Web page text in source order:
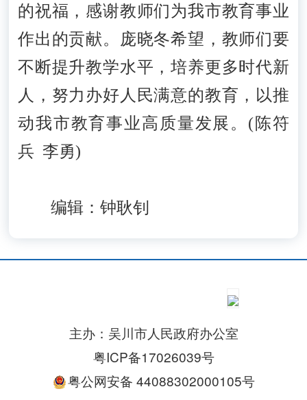
的祝福，感谢教师们为我市教育事业
作出的贡献。庞晓冬希望，教师们要
不断提升教学水平，培养更多时代新
人，努力办好人民满意的教育，以推
动我市教育事业高质量发展。(陈符
兵 李勇)
编辑：钟耿钊
主办：吴川市人民政府办公室
粤ICP备17026039号
粤公网安备 44088302000105号